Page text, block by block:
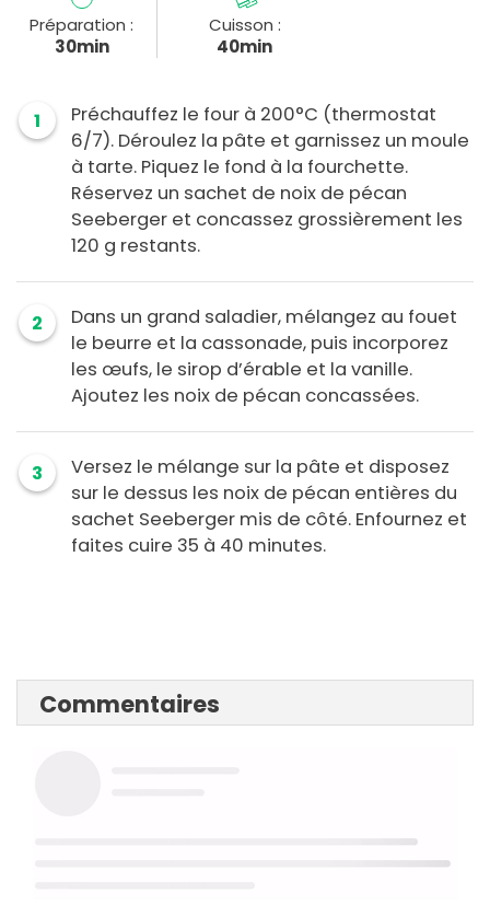
Préparation :
30min
Cuisson :
40min
1
Préchauffez le four à 200°C (thermostat
6/7). Déroulez la pâte et garnissez un moule
à tarte. Piquez le fond à la fourchette.
Réservez un sachet de noix de pécan
Seeberger et concassez grossièrement les
120 g restants.
2
Dans un grand saladier, mélangez au fouet
le beurre et la cassonade, puis incorporez
les œufs, le sirop d’érable et la vanille.
Ajoutez les noix de pécan concassées.
3
Versez le mélange sur la pâte et disposez
sur le dessus les noix de pécan entières du
sachet Seeberger mis de côté. Enfournez et
faites cuire 35 à 40 minutes.
Commentaires